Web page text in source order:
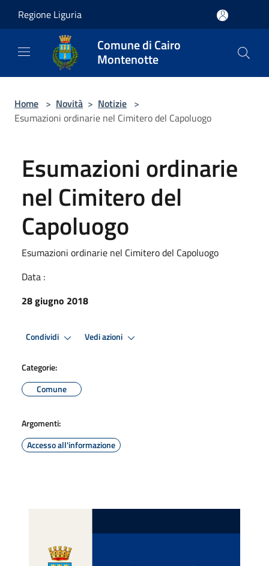
Regione Liguria
Comune di Cairo
Montenotte
Home > Novità > Notizie >
Esumazioni ordinarie nel Cimitero del Capoluogo
Esumazioni ordinarie
nel Cimitero del
Capoluogo
Esumazioni ordinarie nel Cimitero del Capoluogo
Data :
28 giugno 2018
Condividi Vedi azioni
Categorie:
Comune
Argomenti:
Accesso all'informazione